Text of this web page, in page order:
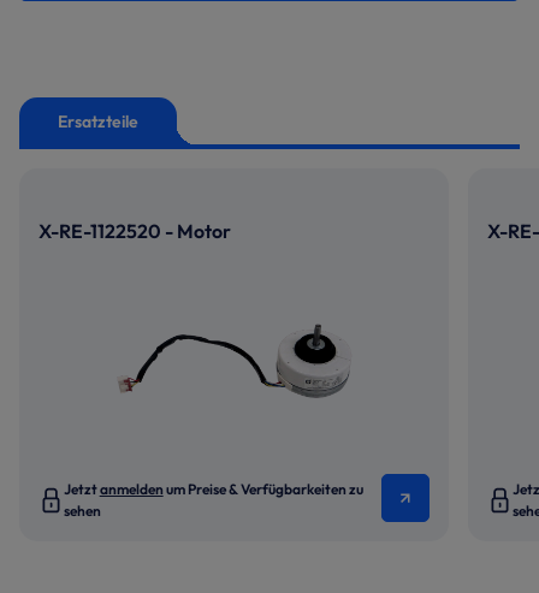
Ersatzteile
X-RE-1122520 - Motor
Jetztanmelden um Preise & Verfügbarkeiten zu
sehen
X-